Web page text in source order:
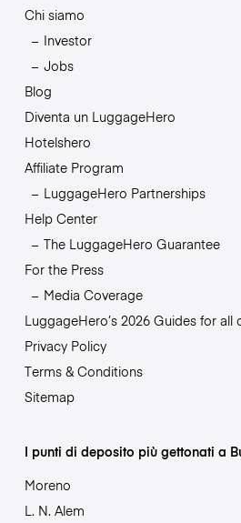
Chi siamo
Investor
Jobs
Blog
Diventa un LuggageHero
Hotelshero
Affiliate Program
LuggageHero Partnerships
Help Center
The LuggageHero Guarantee
For the Press
Media Coverage
LuggageHero’s 2026 Guides for all
Privacy Policy
Terms & Conditions
Sitemap
I punti di deposito più gettonati a
Moreno
L. N. Alem